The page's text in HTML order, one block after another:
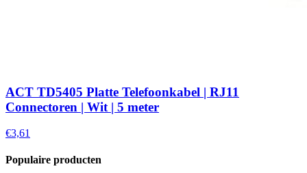
ACT TD5405 Platte Telefoonkabel | RJ11
Connectoren | Wit | 5 meter
€3,61
Populaire producten